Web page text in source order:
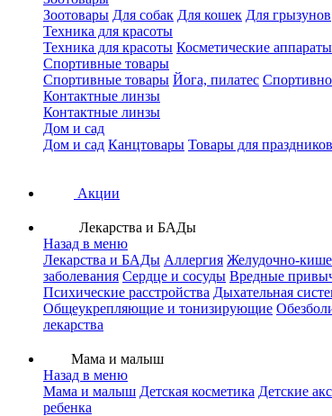
Зоотовары Для собак Для кошек Для грызунов
Техника для красоты
Техника для красоты Косметические
Спортивные товары
Спортивные товары Йога, пилатес
Контактные линзы
Контактные линзы
Дом и сад
Дом и сад Канцтовары Товары для праздников
Акции
Лекарства и БАДы
Назад в меню
Лекарства и БАДы Аллергия Желудочно-
заболевания Сердце и сосуды Вредные
Психические расстройства Дыхательная
Общеукрепляющие и тонизирующие
лекарства
Мама и малыш
Назад в меню
Мама и малыш Детская косметика Детские
ребенка